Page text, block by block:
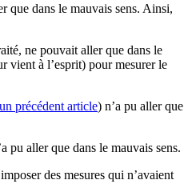
que dans le mauvais sens. Ainsi,
ne pouvait aller que dans le
vient à l’esprit) pour mesurer le
précédent article) n’a pu aller que
aller que dans le mauvais sens.
des mesures qui n’avaient